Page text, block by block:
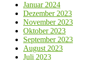
Januar 2024
Dezember 2023
November 2023
Oktober 2023
September 2023
August 2023
Juli 2023